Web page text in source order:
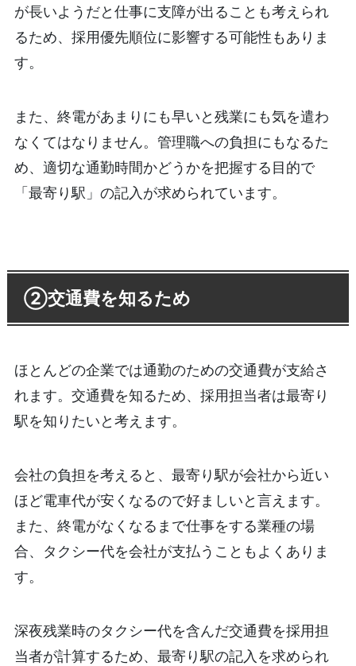
が長いようだと仕事に支障が出ることも考えられ
るため、採用優先順位に影響する可能性もありま
す。
また、終電があまりにも早いと残業にも気を遣わ
なくてはなりません。管理職への負担にもなるた
め、適切な通勤時間かどうかを把握する目的で
「最寄り駅」の記入が求められています。
②交通費を知るため
ほとんどの企業では通勤のための交通費が支給さ
れます。交通費を知るため、採用担当者は最寄り
駅を知りたいと考えます。
会社の負担を考えると、最寄り駅が会社から近い
ほど電車代が安くなるので好ましいと言えます。
また、終電がなくなるまで仕事をする業種の場
合、タクシー代を会社が支払うこともよくありま
す。
深夜残業時のタクシー代を含んだ交通費を採用担
当者が計算するため、最寄り駅の記入を求められ